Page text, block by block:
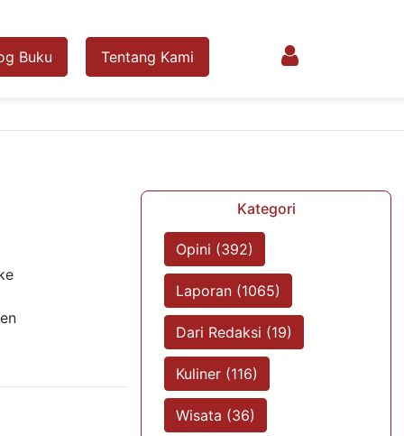
Buku Tentang Kami
Kategori
Opini (392)
Laporan (1065)
Dari Redaksi (19)
Kuliner (116)
Wisata (36)